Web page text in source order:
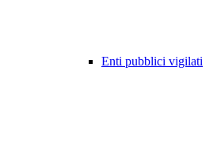
Enti pubblici vigilati